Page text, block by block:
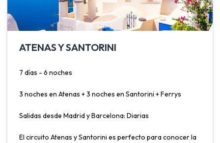
ATENAS Y SANTORINI
7 días - 6 noches
3 noches en Atenas + 3 noches en Santorini + Ferrys
Salidas desde Madrid y Barcelona: Diarias
El circuito Atenas y Santorini es perfecto para conocer la